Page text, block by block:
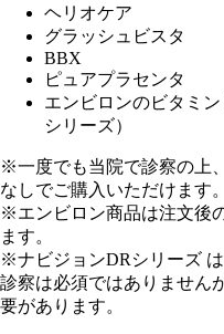
ヘリオケア
グラッシュビスタ
BBX
ピュアプラセンタ
エンビロンのビタミ
シリーズ）
※一度でも当院で診察の上
なしでご購入いただけます。
※エンビロン商品は注文後
ます。
※ナビジョンDRシリーズ
診察は必須ではありません
要があります。